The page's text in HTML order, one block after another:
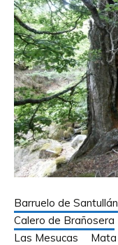
Barruelo de Santullán
Calero de Brañosera
Las Mesucas
Mata